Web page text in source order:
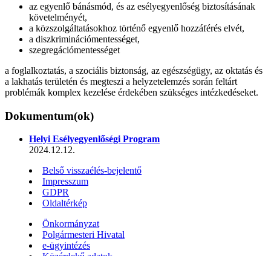
az egyenlő bánásmód, és az esélyegyenlőség biztosításának
követelményét,
a közszolgáltatásokhoz történő egyenlő hozzáférés elvét,
a diszkriminációmentességet,
szegregációmentességet
a foglalkoztatás, a szociális biztonság, az egészségügy, az oktatás és
a lakhatás területén és megteszi a helyzetelemzés során feltárt
problémák komplex kezelése érdekében szükséges intézkedéseket.
Dokumentum(ok)
Helyi Esélyegyenlőségi Program
2024.12.12.
Belső visszaélés-bejelentő
Impresszum
GDPR
Oldaltérkép
Önkormányzat
Polgármesteri Hivatal
e-ügyintézés